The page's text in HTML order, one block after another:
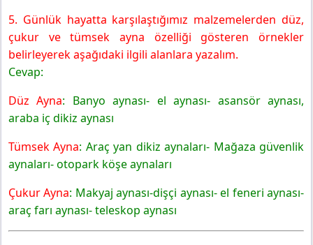
5. Günlük hayatta karşılaştığımız malzemelerden düz,
çukur ve tümsek ayna özelliği gösteren örnekler
belirleyerek aşağıdaki ilgili alanlara yazalım.
Cevap:
Düz Ayna: Banyo aynası- el aynası- asansör aynası,
araba iç dikiz aynası
Tümsek Ayna: Araç yan dikiz aynaları- Mağaza güvenlik
aynaları- otopark köşe aynaları
Çukur Ayna: Makyaj aynası-dişçi aynası- el feneri aynası-
araç farı aynası- teleskop aynası